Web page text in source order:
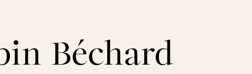
Béchard